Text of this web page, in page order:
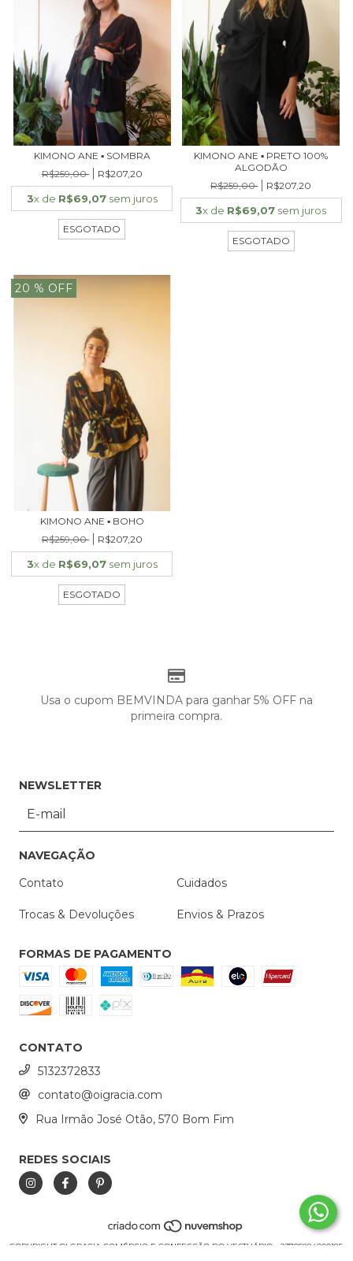
KIMONO ANE ▪ SOMBRA
R$259,00
R$207,20
3x de R$69,07sem juros
ESGOTADO
KIMONO ANE ▪ PRETO 100%
ALGODÃO
R$259,00
R$207,20
3x de R$69,07 sem juros
ESGOTADO
20 % OFF
KIMONO ANE ▪ BOHO
R$259,00
R$207,20
3x de R$69,07sem juros
ESGOTADO
Usa o cupom BEMVINDA para ganhar 5% OFF na
primeira compra.
NEWSLETTER
NAVEGAÇÃO
Contato
Cuidados
Trocas & Devoluções Envios & Prazos
FORMAS DE PAGAMENTO
CONTATO
5132372833
contato@oigracia.com
Rua Irmão José Otão, 570 Bom Fim
REDES SOCIAIS
COPYRIGHT OI GRACIA COMÉRCIO E CONFECÇÃO DO VESTUÁRIO - 23705884000185